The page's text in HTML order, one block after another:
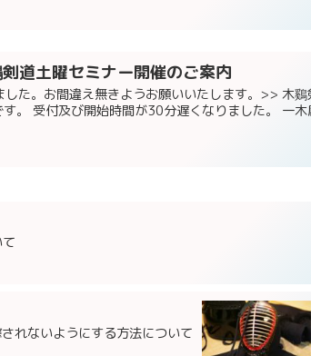
土曜セミナー開催のご案内
。お間違え無きようお願いいたします。>> 木鷄
。 受付及び開始時間が30分遅くなりました。 一木
れないようにする方法について